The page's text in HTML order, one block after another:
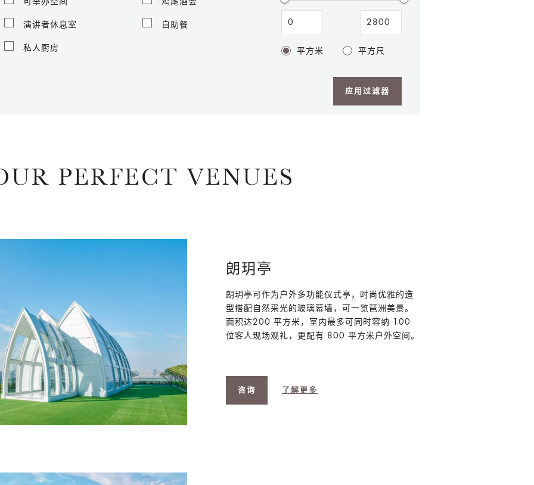
演讲者休息室
私人厨房
自助餐
平方米 平方尺
应用过滤器
PERFECT VENUES
朗玥亭
朗玥亭可作为户外多功能仪式亭，时尚优雅的造
型搭配自然采光的玻璃幕墙，可一览琶洲美景。
面积达200 平方米，室内最多可同时容纳 100
位客人现场观礼，更配有 800 平方米户外空间。
咨询 了解更多